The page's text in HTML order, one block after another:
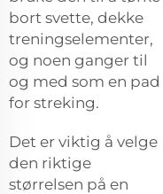
bort svette, dekke
treningselementer,
og noen ganger til
og med som en pad
for streking.
Det er viktig å velge
den riktige
størrelsen på en